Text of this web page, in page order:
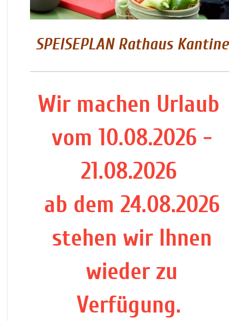
SPEISEPLAN Rathaus Kantine
Wir machen Urlaub
vom 10.08.2026 -
21.08.2026
ab dem 24.08.2026
stehen wir Ihnen
wieder zu
Verfügung.